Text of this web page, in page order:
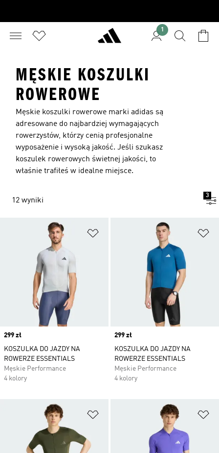
1
MĘSKIE KOSZULKI
ROWEROWE
Męskie koszulki rowerowe marki adidas są
adresowane do najbardziej wymagających
rowerzystów, którzy cenią profesjonalne
wyposażenie i wysoką jakość. Jeśli szukasz
koszulek rowerowych świetnej jakości, to
właśnie trafiłeś w idealne miejsce.
12 wyniki
3
Dodaj do listy życzeń
Price
299 zł
KOSZULKA DO JAZDY NA
ROWERZE ESSENTIALS
Męskie Performance
4 kolory
Price
299 zł
KOSZULKA DO JAZDY NA
ROWERZE ESSENTIALS
Męskie Performance
4 kolory
Dodaj do listy życzeń